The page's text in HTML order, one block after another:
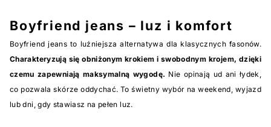
Boyfriend jeans – luz i komfort
Boyfriend jeans to luźniejsza alternatywa dla klasycznych fasonów.
Charakteryzują się obniżonym krokiem i swobodnym krojem, dzięki
czemu zapewniają maksymalną wygodę. Nie opinają ud ani łydek,
co pozwala skórze oddychać. To świetny wybór na weekend, wyjazd
lub dni, gdy stawiasz na pełen luz.